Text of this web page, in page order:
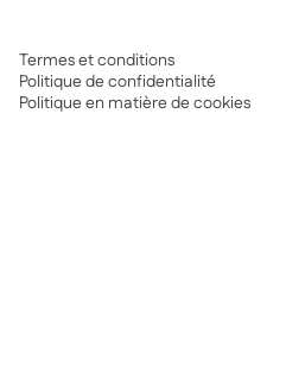
Termes et conditions
Politique de confidentialité
Politique en matière de cookies